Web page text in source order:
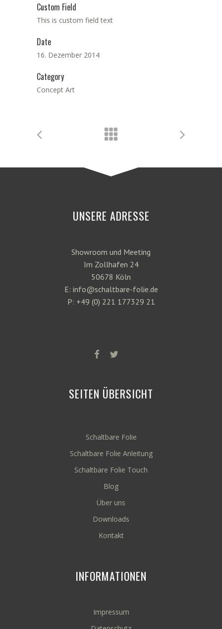
Custom Field
This is custom field text
Date
16. Dezember 2014
Category
Concept Art
UNSERE ADRESSE
Showroom und Meeting
Im Zollhafen 24
50678 Köln
E: info@schaltbare-folie.de
P: +49 (0) 221 177329 21
SEITEN ÜBERSICHT
Schaltbare Folie
Schaltbare Folie Anleitung
Schaltbare Folie Touch
Blog
Über uns
Downloads
Kontakt
INFORMATIONEN
Impressum